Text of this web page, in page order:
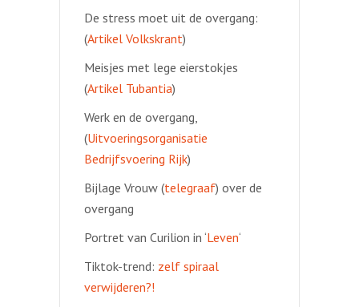
De stress moet uit de overgang:
(Artikel Volkskrant)
Meisjes met lege eierstokjes
(Artikel Tubantia)
Werk en de overgang,
(Uitvoeringsorganisatie
Bedrijfsvoering Rijk)
Bijlage Vrouw (telegraaf) over de
overgang
Portret van Curilion in ‘Leven‘
Tiktok-trend: zelf spiraal
verwijderen?!